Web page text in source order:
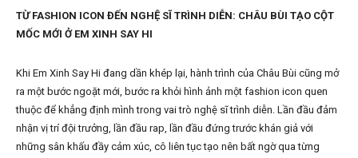
TỪ FASHION ICON ĐẾN NGHỆ SĨ TRÌNH DIỄN: CHÂU BÙI TẠO CỘT
MỐC MỚI Ở EM XINH SAY HI
Khi Em Xinh Say Hi đang dần khép lại, hành trình của Châu Bùi cũng mở
ra một bước ngoặt mới, bước ra khỏi hình ảnh một fashion icon quen
thuộc để khẳng định mình trong vai trò nghệ sĩ trình diễn. Lần đầu đảm
nhận vị trí đội trưởng, lần đầu rap, lần đầu đứng trước khán giả với
những sân khấu đầy cảm xúc, cô liên tục tạo nên bất ngờ qua từng